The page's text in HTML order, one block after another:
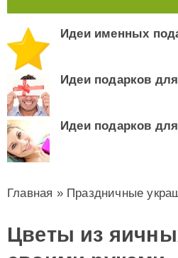
Идеи именных
Идеи подарков
Идеи подарков
Главная » Праздничные
Цветы из